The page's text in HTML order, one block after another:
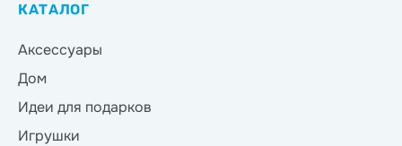
КАТАЛОГ
Аксессуары
Дом
Идеи для подарков
Игрушки